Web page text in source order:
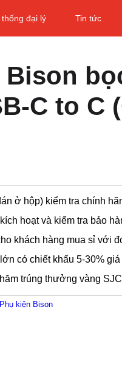
thống đại lý Tin tức
Bison
C to C
ở hộp) kiểm tra chính
hoạt và kiểm tra bảo
khách hàng mua sỉ với
có chiết khấu 5-30%
trúng thưởng vàng
Phụ kiện Bison